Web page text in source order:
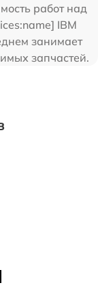
работ над
IBM
занимает
запчастей.